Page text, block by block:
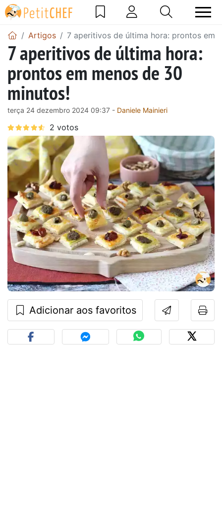
Artigos 7 aperitivos de última hora: prontos em
7 aperitivos de última hora:
prontos em menos de 30
minutos!
terça 24 dezembro 2024 09:37 - Daniele Mainieri
Adicionar aos favoritos